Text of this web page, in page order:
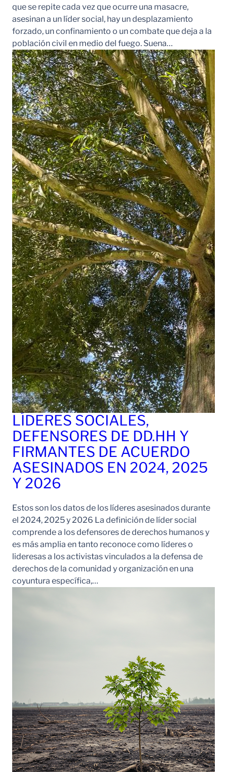
que se repite cada vez que ocurre una masacre,
asesinan a un líder social, hay un desplazamiento
forzado, un confinamiento o un combate que deja a la
población civil en medio del fuego. Suena…
LÍDERES SOCIALES,
DEFENSORES DE DD.HH Y
FIRMANTES DE ACUERDO
ASESINADOS EN 2024, 2025
Y 2026
Estos son los datos de los líderes asesinados durante
el 2024, 2025 y 2026 La definición de líder social
comprende a los defensores de derechos humanos y
es más amplia en tanto reconoce como líderes o
lideresas a los activistas vinculados a la defensa de
derechos de la comunidad y organización en una
coyuntura específica,…